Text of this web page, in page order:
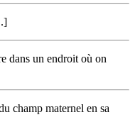
dans un endroit où on
champ maternel en sa